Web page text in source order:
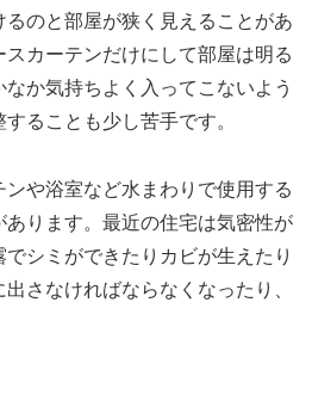
のと部屋が狭く見えることがあ
スカーテンだけにして部屋は明る
か気持ちよく入ってこないよう
ることも少し苦手です。
ンや浴室など水まわりで使用する
あります。最近の住宅は気密性が
シミができたりカビが生えたり
さなければならなくなったり、